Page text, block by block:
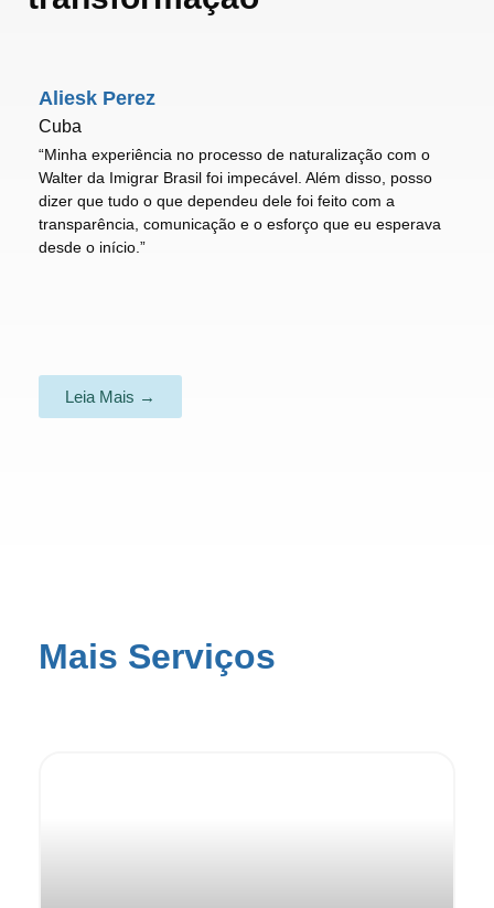
Aliesk Perez
Cuba
“Minha experiência no processo de naturalização com o
Walter da Imigrar Brasil foi impecável. Além disso, posso
dizer que tudo o que dependeu dele foi feito com a
transparência, comunicação e o esforço que eu esperava
desde o início.”
Leia Mais →
Mais Serviços